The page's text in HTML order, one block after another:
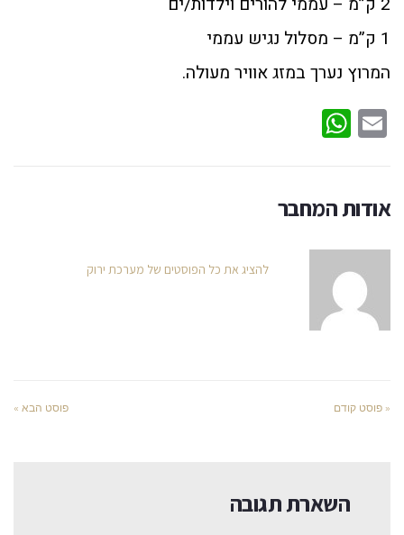
1 ק”מ – מסלול נגיש עממי
המרוץ נערך במזג אוויר מעולה.
Email
אודות המחבר
להציג את כל הפוסטים של מערכת ירוק
« פוסט קודם פוסט הבא »
השארת תגובה